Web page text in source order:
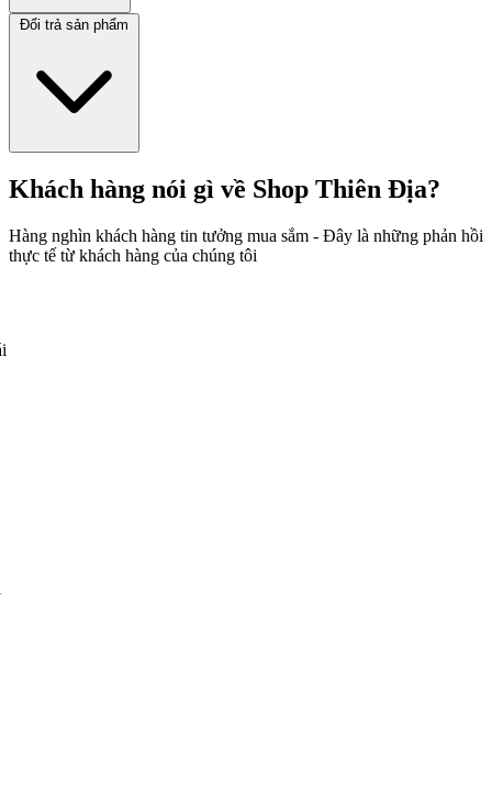
Đổi trả sản phẩm
Khách hàng nói gì về Shop Thiên Địa?
Hàng nghìn khách hàng tin tưởng mua sắm - Đây là những phản hồi
thực tế từ khách hàng của chúng tôi